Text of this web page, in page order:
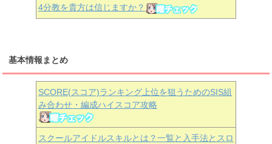
4分教を貴方は信じますか？
基本情報まとめ
SCORE(スコア)ランキング上位を狙うためのSIS組
み合わせ・編成ハイスコア攻略
スクールアイドルスキルとは？一覧と入手法とスロ